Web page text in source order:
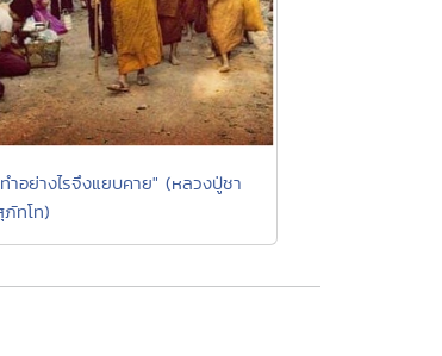
ำอย่างไรจึงแยบคาย" (หลวงปู่ชา
ทโท)